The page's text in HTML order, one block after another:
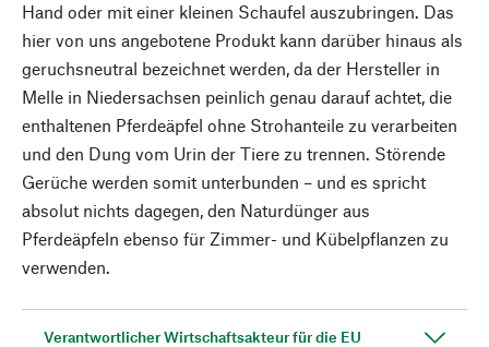
Hand oder mit einer kleinen Schaufel auszubringen. Das
hier von uns angebotene Produkt kann darüber hinaus als
geruchsneutral bezeichnet werden, da der Hersteller in
Melle in Niedersachsen peinlich genau darauf achtet, die
enthaltenen Pferdeäpfel ohne Strohanteile zu verarbeiten
und den Dung vom Urin der Tiere zu trennen. Störende
Gerüche werden somit unterbunden – und es spricht
absolut nichts dagegen, den Naturdünger aus
Pferdeäpfeln ebenso für Zimmer- und Kübelpflanzen zu
verwenden.
Verantwortlicher Wirtschaftsakteur für die EU